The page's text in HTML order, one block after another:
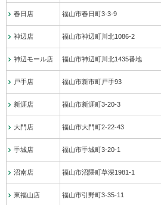
春日店 福山市春日町3-3-9
神辺店 福山市神辺町川北1086-2
神辺モール店 福山市神辺町川北1435番地
戸手店 福山市新市町戸手93
新涯店 福山市新涯町3-20-3
大門店 福山市大門町2-22-43
手城店 福山市手城町3-20-1
沼南店 福山市沼隈町草深1981-1
東福山店 福山市引野町3-35-11